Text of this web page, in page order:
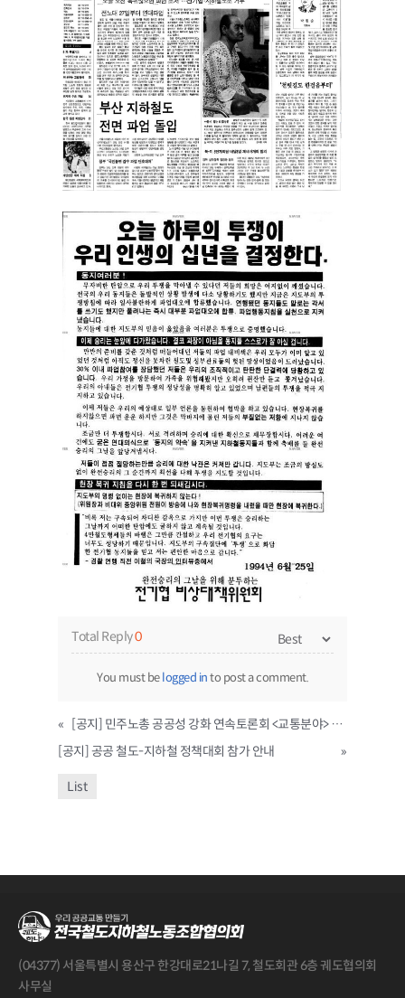
Total Reply0
You must belogged into post a comment.
«
[공지] 민주노총 공공성 강화 연속토론회 <교통분야> 지속가능한 공공대중교통서비스 확대
[공지] 공공 철도-지하철 정책대회 참가 안내
»
List
(04377) 서울특별시 용산구 한강대로21나길 7, 철도회관 6층 궤도협의회
사무실